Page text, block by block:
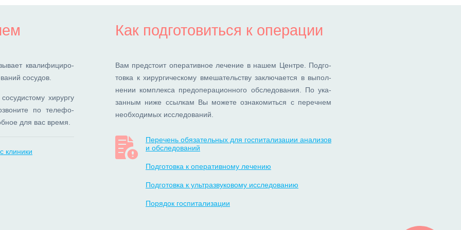
ква­ли­фи­ци­ро­
со­су­дов.
хи­рур­гу
по те­ле­фо­
для вас вре­мя.
клиники
Как подготовиться к операции
Вам пред­сто­ит опе­ра­тив­ное ле­че­ние в на­шем Цен­тре. Под­го­
тов­ка к хи­рур­ги­че­ско­му вме­ша­тель­ству за­клю­ча­ет­ся в вы­пол­
не­нии ком­плек­са пред­опе­ра­ци­он­но­го об­сле­до­ва­ния. По ука­
зан­ным ни­же ссыл­кам Вы мо­же­те озна­ко­мить­ся с пе­реч­нем
необ­хо­ди­мых ис­сле­до­ва­ний.
Перечень обязательных для госпитализации анализов
и обследований
Подготовка к оперативному лечению
Подготовка к ультразвуковому исследованию
Порядок госпитализации